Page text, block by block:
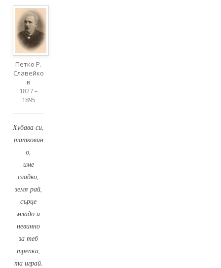
Петко Р.
Славейко
в
1827 –
1895
Хубава си,
татковин
о,
име
сладко,
земя рай,
сърце
младо и
невинно
за теб
трепка,
та играй.